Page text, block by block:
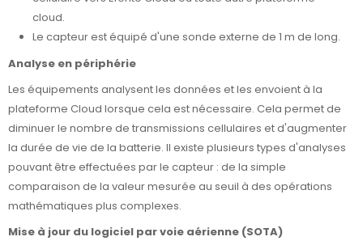
cloud.
Le capteur est équipé d'une sonde externe de 1 m de long.
Analyse en périphérie
Les équipements analysent les données et les envoient à la
plateforme Cloud lorsque cela est nécessaire. Cela permet de
diminuer le nombre de transmissions cellulaires et d'augmenter
la durée de vie de la batterie. Il existe plusieurs types d'analyses
pouvant être effectuées par le capteur : de la simple
comparaison de la valeur mesurée au seuil à des opérations
mathématiques plus complexes.
Mise à jour du logiciel par voie aérienne (SOTA)